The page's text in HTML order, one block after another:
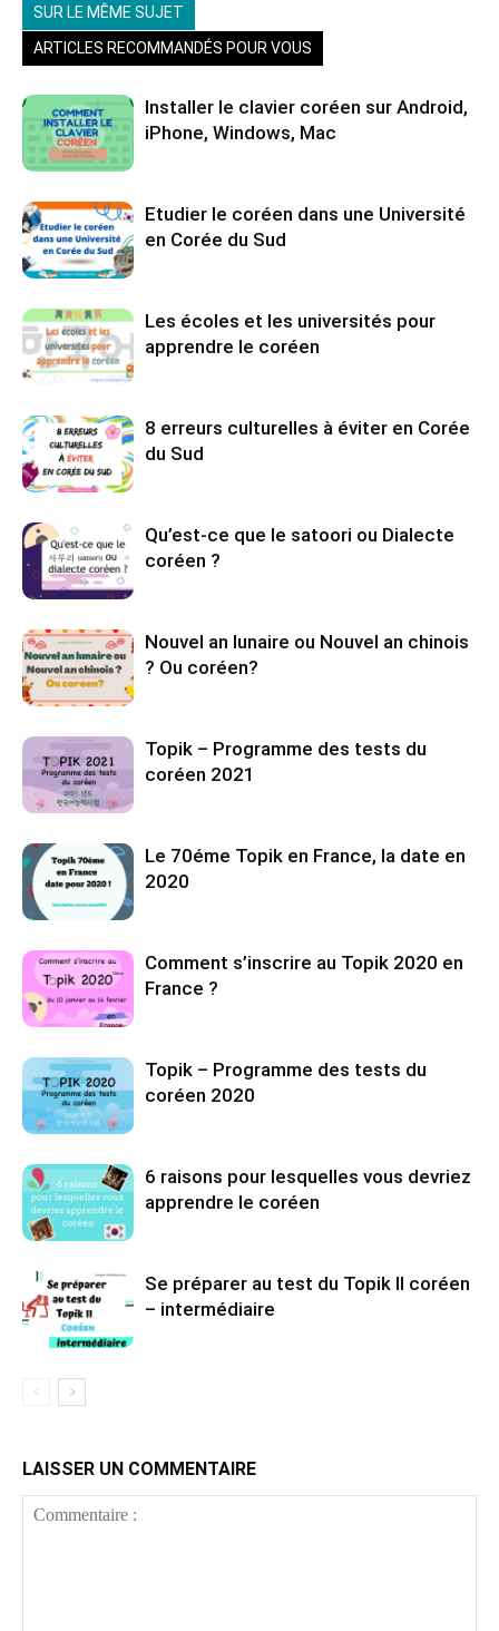
SUR LE MÊME SUJET
ARTICLES RECOMMANDÉS POUR VOUS
Installer le clavier coréen sur Android,
iPhone, Windows, Mac
Etudier le coréen dans une Université
en Corée du Sud
Les écoles et les universités pour
apprendre le coréen
8 erreurs culturelles à éviter en Corée
du Sud
Qu’est-ce que le satoori ou Dialecte
coréen ?
Nouvel an lunaire ou Nouvel an chinois
? Ou coréen?
Topik – Programme des tests du
coréen 2021
Le 70éme Topik en France, la date en
2020
Comment s’inscrire au Topik 2020 en
France ?
Topik – Programme des tests du
coréen 2020
6 raisons pour lesquelles vous devriez
apprendre le coréen
Se préparer au test du Topik II coréen
– intermédiaire
LAISSER UN COMMENTAIRE